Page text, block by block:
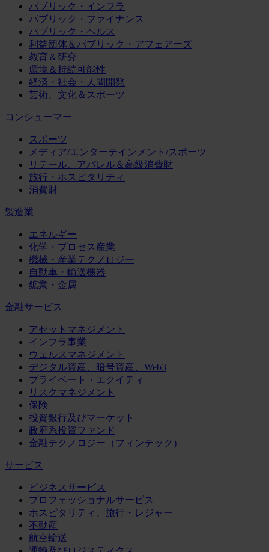
パブリック・インフラ
パブリック・ファイナンス
パブリック・ヘルス
利益団体＆パブリック・アフェアーズ
教育＆研究
環境＆持続可能性
経済・社会・人間開発
芸術、文化＆スポーツ
コンシューマー
スポーツ
メディア/エンターテインメント/スポーツ
リテール、アパレル＆高級消費財
旅行・ホスピタリティ
消費財
製造業
エネルギー
化学・プロセス産業
機械・産業テクノロジー
自動車・輸送機器
鉱業・金属
金融サービス
アセットマネジメント
インフラ事業
ウェルスマネジメント
デジタル資産、暗号資産、Web3
プライベート・エクイティ
リスクマネジメント
保険
投資銀行及びマーケット
政府系投資ファンド
金融テクノロジー（フィンテック）
サービス
ビジネスサービス
プロフェッショナルサービス
ホスピタリティ、旅行・レジャー
不動産
航空輸送